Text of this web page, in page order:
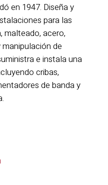
en 1947. Diseña y
para las
malteado, acero,
de
e instala una
cribas,
de banda y